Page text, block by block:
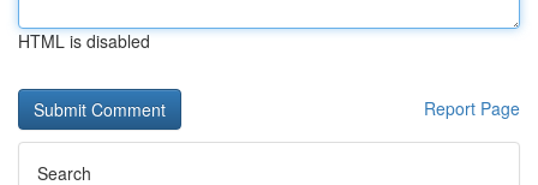
HTML is disabled
Report Page
Search